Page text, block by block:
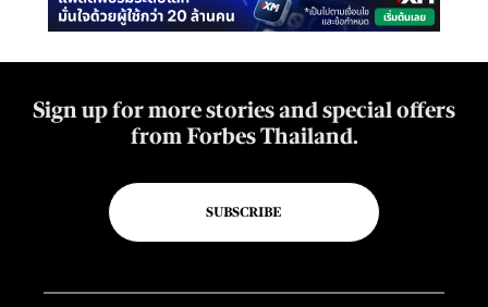
Sign up for more stories and special offers
from Forbes Thailand.
SUBSCRIBE